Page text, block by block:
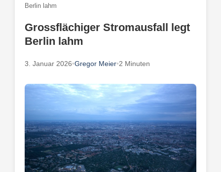
Berlin lahm
Grossflächiger Stromausfall legt
Berlin lahm
3. Januar 2026•Gregor Meier•2 Minuten